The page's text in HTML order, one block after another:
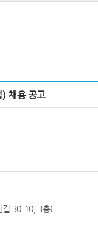
채용 공고
길 30-10, 3층)